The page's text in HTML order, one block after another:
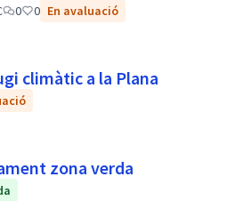
0 0 En avaluació
climàtic a la Plana
zona verda